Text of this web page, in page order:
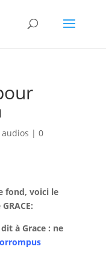
| 0
fond, voici le
à Grace : ne